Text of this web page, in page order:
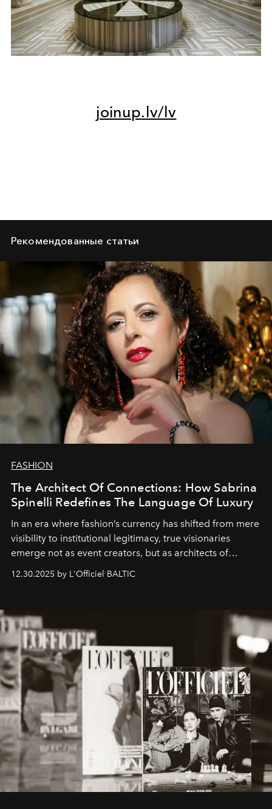
joinup.lv/lv
Рекомендованные статьи
FASHION
The Architect Of Connections: How Sabrina
Spinelli Redefines The Language Of Luxury
In an era where fashion’s currency has shifted from mere
visibility to institutional legitimacy, true visionaries
emerge not as event creators, but as architects of
brand strategist with three decades of mastery in luxury,
framework where creativity, commerce, and culture
converge with surgical precision.
12.30.2025 by L'Officiel BALTIC